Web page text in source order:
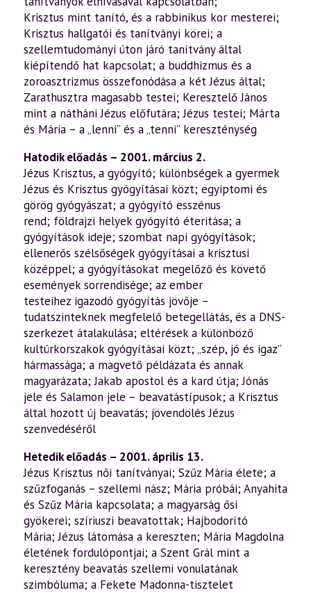
Krisztus mint tanító, és a rabbinikus kor mesterei;
Krisztus hallgatói és tanítvá­nyi körei; a
szellemtudományi úton járó tanítvány által
kiépítendő hat kapcsolat; a buddhizmus és a
zoroasztrizmus összefonódása a két Jézus által;
Zarathusztra magasabb testei; Keresztelő János
mint a nátháni Jézus előfutára; Jézus testei; Márta
és Mária – a „lenni” és a „tenni” kereszténység
Hatodik előadás – 2001. március 2.
Jézus Krisztus, a gyógyító; különbségek a gyermek
Jézus és Krisztus gyó­gyításai közt; egyiptomi és
görög gyógyászat; a gyógyító esszénus
rend; földrajzi helyek gyógyító éteritása; a
gyógyítások ideje; szombat napi gyógyítások;
ellenerős szélsőségek gyógyításai a krisztusi
középpel; a gyó­gyításokat megelőző és követő
események sorrendisége; az ember
testeihez igazodó gyógyítás jövője –
tudatszinteknek megfelelő betegellátás, és a DNS-
szerkezet átalakulása; eltérések a különböző
kultúrkorszakok gyógyításai közt; „szép, jó és igaz”
hármassága; a magvető példázata és annak
magyarázata; Jakab apostol és a kard útja; Jónás
jele és Salamon jele – beavatástípusok; a Krisztus
által hozott új beavatás; jövendölés Jézus
szenvedéséről
Hetedik előadás – 2001. április 13.
Jézus Krisztus női tanítványai; Szűz Mária élete; a
szűzfoganás – szellemi nász; Mária próbái; Anyahita
és Szűz Mária kapcsolata; a magyarság ősi
gyökerei; szíriuszi beavatottak; Hajbodorító
Mária; Jézus látomása a kereszten; Mária Magdolna
életének fordulópontjai; a Szent Grál mint a
keresztény beavatás szellemi vonulatának
szimbóluma; a Fekete Madonna-tisztelet